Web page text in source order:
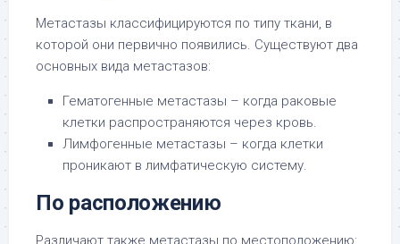
Метастазы классифицируются по типу ткани, в
которой они первично появились. Существуют два
основных вида метастазов:
Гематогенные метастазы – когда раковые
клетки распространяются через кровь.
Лимфогенные метастазы – когда клетки
проникают в лимфатическую систему.
По расположению
Различают также метастазы по местоположению: